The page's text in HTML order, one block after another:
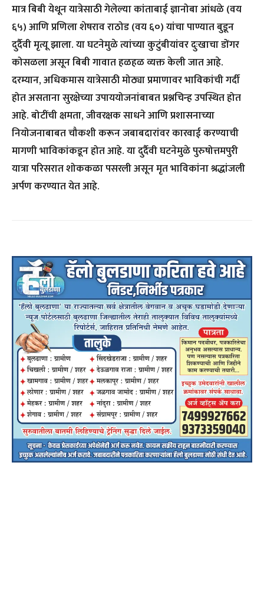
मात्र बिबी येथून यात्रेसाठी गेलेल्या कांताबाई ज्ञानोबा आंधळे (वय
६५) आणि प्रणिला शेषराव राठोड (वय ६०) यांचा पाण्यात बुडून
दुर्दैवी मृत्यू झाला. या घटनेमुळे त्यांच्या कुटुंबीयांवर दुःखाचा डोंगर
कोसळला असून बिबी गावात हळहळ व्यक्त केली जात आहे.
दरम्यान, अधिकमास यात्रेसाठी मोठ्या प्रमाणावर भाविकांची गर्दी
होत असताना सुरक्षेच्या उपाययोजनांबाबत प्रश्नचिन्ह उपस्थित होत
आहे. बोटींची क्षमता, जीवरक्षक साधने आणि प्रशासनाच्या
नियोजनाबाबत चौकशी करून जबाबदारांवर कारवाई करण्याची
मागणी भाविकांकडून होत आहे. या दुर्दैवी घटनेमुळे पुरुषोत्तमपुरी
यात्रा परिसरात शोककळा पसरली असून मृत भाविकांना श्रद्धांजली
अर्पण करण्यात येत आहे.